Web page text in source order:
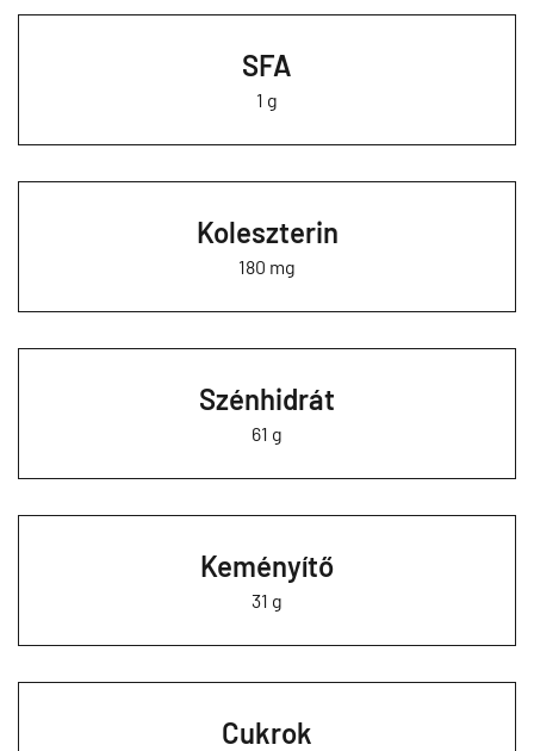
SFA
1 g
Koleszterin
180 mg
Szénhidrát
61 g
Keményítő
31 g
Cukrok